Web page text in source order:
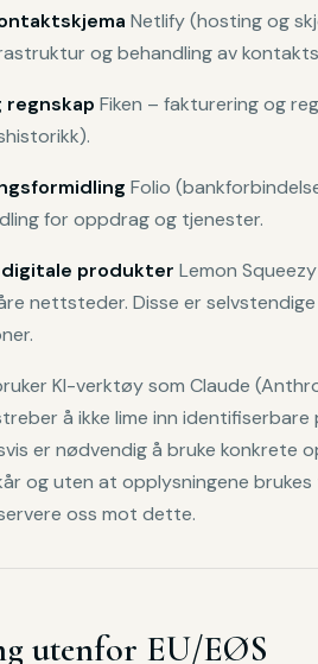
Netlify (hosting og
og behandling av
regnskap Fiken – fakturering og
Folio
for oppdrag og tjenester.
produkter Lemon
nettsteder. Disse er
KI-verktøy som Claude
å ikke lime inn
er nødvendig å bruke konkrete
og uten at opplysningene
oss mot dette.
utenfor EU/EØS